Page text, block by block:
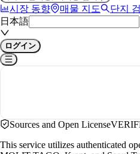
시장 동향 매물 지도 단지
日本語
ログイン
Sources and Open License
This service utilizes authenticated